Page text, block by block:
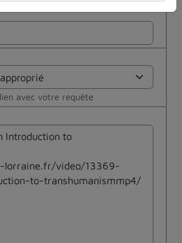
avec votre requête